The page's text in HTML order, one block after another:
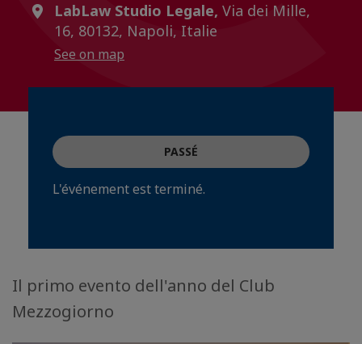
LabLaw Studio Legale, Via dei Mille,
16, 80132, Napoli, Italie
See on map
PASSÉ
L'événement est terminé.
Il primo evento dell'anno del Club
Mezzogiorno